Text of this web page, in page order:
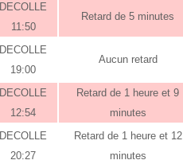
DECOLLE
11:50
Retard de 5 minutes
DECOLLE
19:00
Aucun retard
DECOLLE
12:54
Retard de 1 heure et 9
minutes
DECOLLE
20:27
Retard de 1 heure et 12
minutes